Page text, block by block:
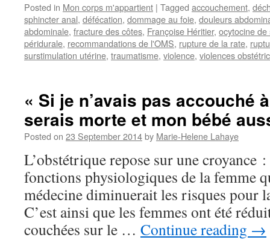
Posted in Mon corps m'appartient | Tagged accouchement,
sphincter anal, défécation, dommage au foie, douleurs
abdominale, fracture des côtes, Françoise Héritier, ocytocine de
péridurale, recommandations de l'OMS, rupture de la rate,
surstimulation utérine, traumatisme, violence, violences
« Si je n’avais pas accouché
serais morte et mon bébé
Posted on 23 September 2014by Marie-Helene Lahaye
L’obstétrique repose sur une croyance
fonctions physiologiques de la femme
médecine diminuerait les risques pour
C’est ainsi que les femmes ont été
couchées sur le … Continue reading →